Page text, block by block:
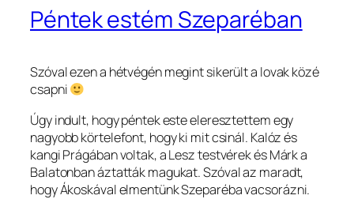
Péntek estém Szeparéban
Szóval ezen a hétvégén megint sikerült a lovak közé
csapni
Úgy indult, hogy péntek este eleresztettem egy
nagyobb körtelefont, hogy ki mit csinál. Kalóz és
kangi Prágában voltak, a Lesz testvérek és Márk a
Balatonban áztatták magukat. Szóval az maradt,
hogy Ákoskával elmentünk Szeparéba vacsorázni.